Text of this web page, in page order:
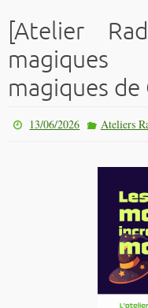
[Atelier
magiques
magiques de
13/06/2026 Ateliers